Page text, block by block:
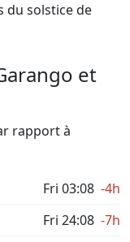
du solstice de
et
rapport à
Fri 03:08 -4h
Fri 24:08 -7h